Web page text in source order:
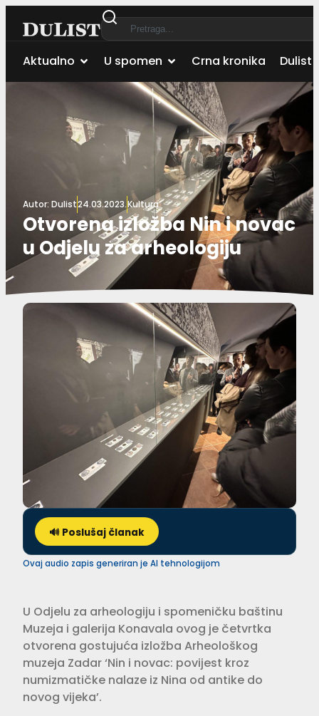
Aktualno U spomen Crna kronika Dulist
Autor: Dulist24.03.2023.Kultura
Otvorena izložba Nin i novac
u Odjelu za arheologiju
🔊 Poslušaj članak
Ovaj audio zapis generiran je AI tehnologijom
U Odjelu za arheologiju i spomeničku baštinu
Muzeja i galerija Konavala ovog je četvrtka
otvorena gostujuća izložba Arheološkog
muzeja Zadar ‘Nin i novac: povijest kroz
numizmatičke nalaze iz Nina od antike do
novog vijeka’.